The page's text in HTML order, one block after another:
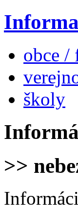
obce /
školy
>>